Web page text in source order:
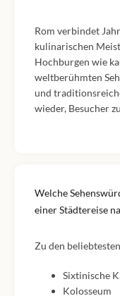
Rom verbindet
kulinarischen
Hochburgen wie
weltberühmten
und
wieder, Besucher
Welche
einer Städtereise
Zu den beliebtesten
Sixtinische
Kolosseum